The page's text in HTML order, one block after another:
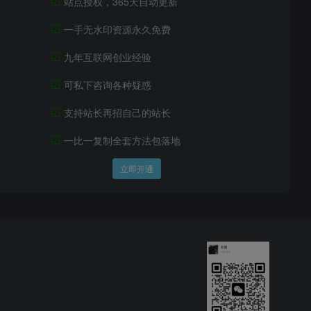
☑ 一手无水印资源永久免费
☑ 九年互联网创业经验
☑ 可私下咨询各种疑惑
☑ 支持站长再招自己的站长
☑ 一比一复制全套方法包落地
立即开通